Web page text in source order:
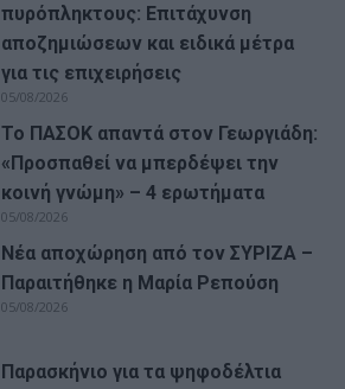
πυρόπληκτους: Επιτάχυνση
αποζημιώσεων και ειδικά μέτρα
για τις επιχειρήσεις
05/08/2026
Το ΠΑΣΟΚ απαντά στον Γεωργιάδη:
«Προσπαθεί να μπερδέψει την
κοινή γνώμη» – 4 ερωτήματα
05/08/2026
Νέα αποχώρηση από τον ΣΥΡΙΖΑ –
Παραιτήθηκε η Μαρία Ρεπούση
05/08/2026
Παρασκήνιο για τα ψηφοδέλτια